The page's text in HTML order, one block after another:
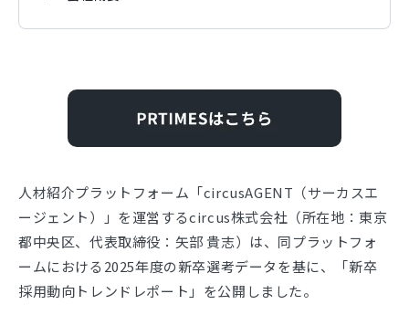
人材紹介プラットフォーム「circusAGENT（サーカスエ
ージェント）」を運営するcircus株式会社（所在地：東京
都中央区、代表取締役：矢部 貴志）は、同プラットフォ
ームにおける2025年度の新卒選考データを基に、「新卒
採用動向トレンドレポート」を公開しました。